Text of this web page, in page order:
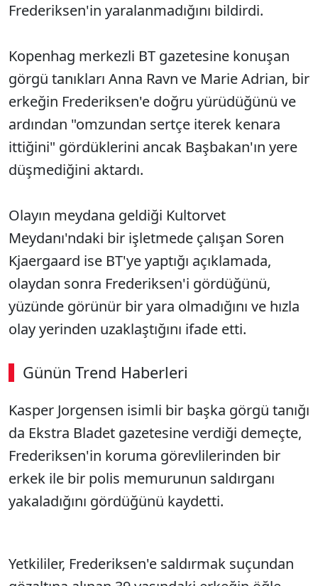
Frederiksen'in yaralanmadığını bildirdi.
Kopenhag merkezli BT gazetesine konuşan
görgü tanıkları Anna Ravn ve Marie Adrian, bir
erkeğin Frederiksen'e doğru yürüdüğünü ve
ardından "omzundan sertçe iterek kenara
ittiğini" gördüklerini ancak Başbakan'ın yere
düşmediğini aktardı.
Olayın meydana geldiği Kultorvet
Meydanı'ndaki bir işletmede çalışan Soren
Kjaergaard ise BT'ye yaptığı açıklamada,
olaydan sonra Frederiksen'i gördüğünü,
yüzünde görünür bir yara olmadığını ve hızla
olay yerinden uzaklaştığını ifade etti.
Günün Trend Haberleri
Kasper Jorgensen isimli bir başka görgü tanığı
da Ekstra Bladet gazetesine verdiği demeçte,
Frederiksen'in koruma görevlilerinden bir
erkek ile bir polis memurunun saldırganı
yakaladığını gördüğünü kaydetti.
Yetkililer, Frederiksen'e saldırmak suçundan